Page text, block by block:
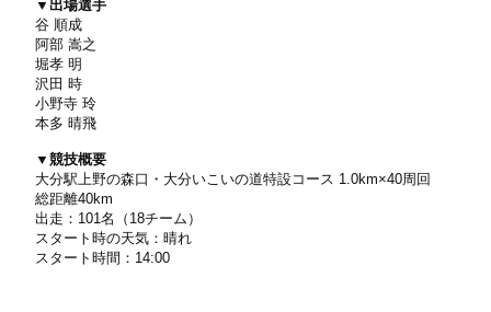
▼出場選手
谷 順成
阿部 嵩之
堀孝 明
沢田 時
小野寺 玲
本多 晴飛
▼競技概要
大分駅上野の森口・大分いこいの道特設コース 1.0km×40周回
総距離40km
出走：101名（18チーム）
スタート時の天気：晴れ
スタート時間：14:00